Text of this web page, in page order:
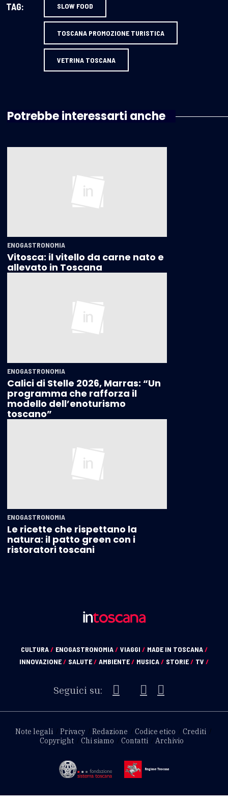
TAG: SLOW FOOD
TOSCANA PROMOZIONE TURISTICA
VETRINA TOSCANA
Potrebbe interessarti anche
ENOGASTRONOMIA
Vitosca: il vitello da carne nato e
allevato in Toscana
ENOGASTRONOMIA
Calici di Stelle 2026, Marras: “Un
programma che rafforza il
modello dell’enoturismo
toscano”
ENOGASTRONOMIA
Le ricette che rispettano la
natura: il patto green con i
ristoratori toscani
CULTURA/ ENOGASTRONOMIA/ VIAGGI / MADE IN TOSCANA/
INNOVAZIONE/ SALUTE/ AMBIENTE/ MUSICA/ STORIE/ TV /
Seguici su:
Note legali Privacy Redazione Codice etico
Crediti
Copyright
Chi siamo Contatti Archivio